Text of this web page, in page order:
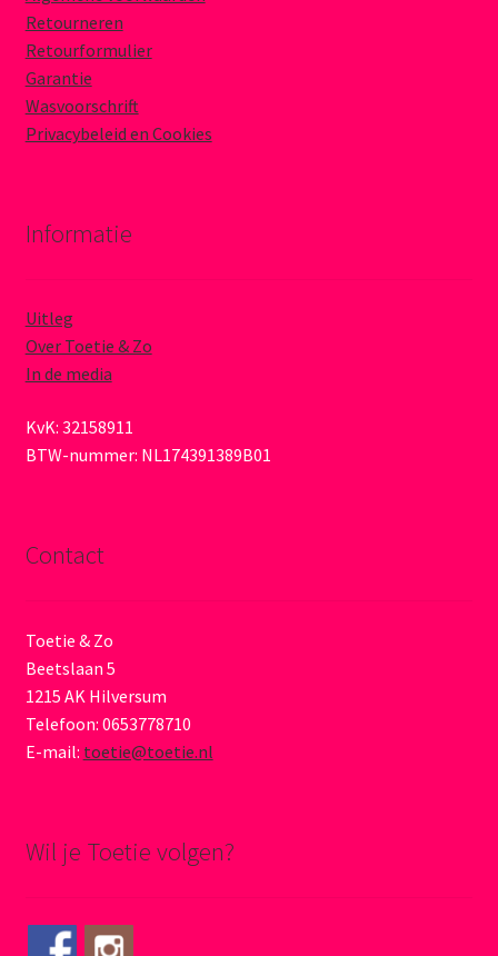
Retourneren
Retourformulier
Garantie
Wasvoorschrift
Privacybeleid en Cookies
Informatie
Uitleg
Over Toetie & Zo
In de media
KvK: 32158911
BTW-nummer: NL174391389B01
Contact
Toetie & Zo
Beetslaan 5
1215 AK Hilversum
Telefoon: 0653778710
E-mail: toetie@toetie.nl
Wil je Toetie volgen?